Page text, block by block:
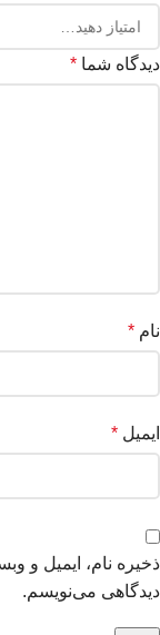
دیدگاه شما *
نام *
ایمیل *
ذخیره نام، ایمیل و
دیدگاهی می‌نویسم.